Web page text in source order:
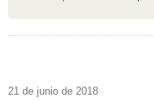
Sin categoría(438)
vitaminas(10)
RSS - Entradas
21 de junio de 2018